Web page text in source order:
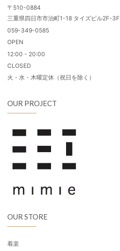
〒510-0884
三重県四日市市泊町1-18 タイズビル2F-3F
059-349-0585
OPEN
12:00 - 20:00
CLOSED
火・水・木曜定休（祝日を除く）
OUR PROJECT
OUR STORE
着楽